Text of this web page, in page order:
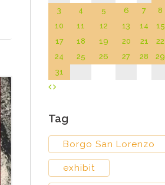
3
4 5 6 7 8
10
11 12 13 14 15
17
18 19 20 21 22
24
25 26 27 28 29
31
Tag
Borgo San Lorenzo
exhibit